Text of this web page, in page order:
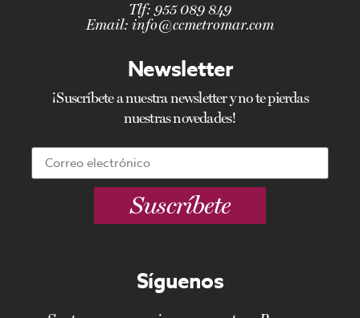
Tlf:955 089 849
Email: info@ccmetromar.com
Newsletter
¡Suscríbete a nuestra newsletter y no te pierdas
nuestras novedades!
Suscríbete
Síguenos